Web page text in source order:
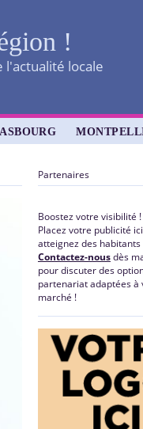
!
locale
Partenaires
Boostez votre visibilité !
Placez votre publicité
atteignez des habitants
Contactez-nousdès
pour discuter des
partenariat adaptées à
marché !